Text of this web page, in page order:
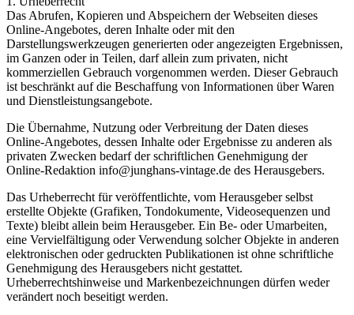
Das Abrufen, Kopieren und Abspeichern der Webseiten dieses
Online-Angebotes, deren Inhalte oder mit den
Darstellungswerkzeugen generierten oder angezeigten Ergebnissen,
im Ganzen oder in Teilen, darf allein zum privaten, nicht
kommerziellen Gebrauch vorgenommen werden. Dieser Gebrauch
ist beschränkt auf die Beschaffung von Informationen über Waren
und Dienstleistungsangebote.
Die Übernahme, Nutzung oder Verbreitung der Daten dieses
Online-Angebotes, dessen Inhalte oder Ergebnisse zu anderen als
privaten Zwecken bedarf der schriftlichen Genehmigung der
Online-Redaktion info@junghans-vintage.de des Herausgebers.
Das Urheberrecht für veröffentlichte, vom Herausgeber selbst
erstellte Objekte (Grafiken, Tondokumente, Videosequenzen und
Texte) bleibt allein beim Herausgeber. Ein Be- oder Umarbeiten,
eine Vervielfältigung oder Verwendung solcher Objekte in anderen
elektronischen oder gedruckten Publikationen ist ohne schriftliche
Genehmigung des Herausgebers nicht gestattet.
Urheberrechtshinweise und Markenbezeichnungen dürfen weder
verändert noch beseitigt werden.